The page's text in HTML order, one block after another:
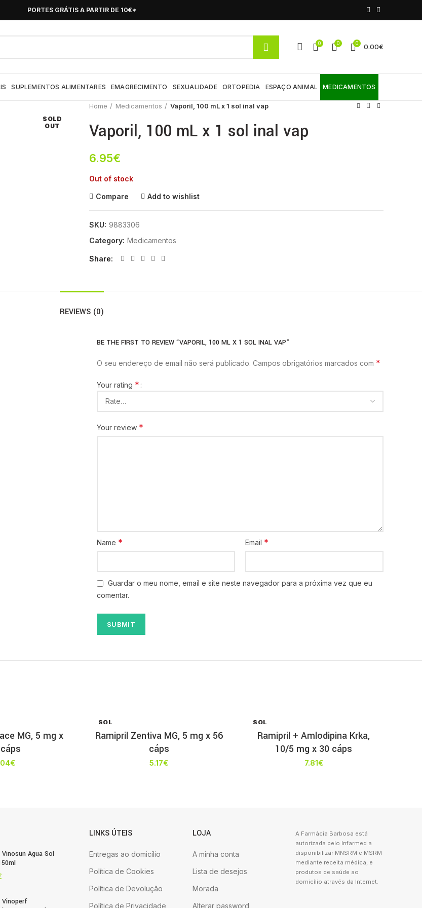
PORTES GRÁTIS A PARTIR DE 10€*
0 0 0 0.00€
SUPLEMENTOS ALIMENTARES EMAGRECIMENTO SEXUALIDADE ORTOPEDIA ESPAÇO ANIMAL MEDICAMENTOS
SOLD
OUT
Home
Medicamentos Vaporil, 100 mL x 1 sol inal vap
Vaporil, 100 mL x 1 sol inal vap
6.95€
Out of stock
Compare Add to wishlist
SKU: 9883306
Category: Medicamentos
Share
REVIEWS (0)
BE THE FIRST TO REVIEW “VAPORIL, 100 ML X 1 SOL INAL VAP”
O seu endereço de email não será publicado. Campos obrigatórios marcados com *
Your rating *
Your review *
Name * Email *
Guardar o meu nome, email e site neste navegador para a próxima vez que eu
comentar.
MG, 5 mg x
€
SOL
T
Ramipril Zentiva MG, 5 mg x 56
cáps
5.17€
SOL
T
Ramipril + Amlodipina Krka,
10/5 mg x 30 cáps
7.81€
Vinosun Agua Sol
Vinoperf
LINKS ÚTEIS
Entregas ao domicílio
Política de Cookies
Política de Devolução
Política de Privacidade
LOJA
A minha conta
Lista de desejos
Morada
Alterar password
A Farmácia Barbosa está
autorizada pelo Infarmed a
disponibilizar MNSRM e MSRM
mediante receita médica, e
produtos de saúde ao
domicílio através da Internet.